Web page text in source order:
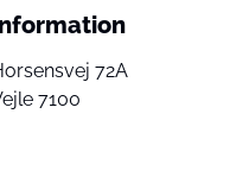
72A
7100